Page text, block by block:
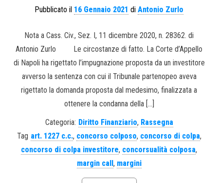
Pubblicato il 16 Gennaio 2021 di Antonio Zurlo
Nota a Cass. Civ., Sez. I, 11 dicembre 2020, n. 28362. di
Antonio Zurlo Le circostanze di fatto. La Corte d’Appello
di Napoli ha rigettato l’impugnazione proposta da un investitore
avverso la sentenza con cui il Tribunale partenopeo aveva
rigettato la domanda proposta dal medesimo, finalizzata a
ottenere la condanna della […]
Categoria: Diritto Finanziario, Rassegna
Tag art. 1227 c.c., concorso colposo, concorso di colpa,
concorso di colpa investitore, concorsualità colposa,
margin call , margini